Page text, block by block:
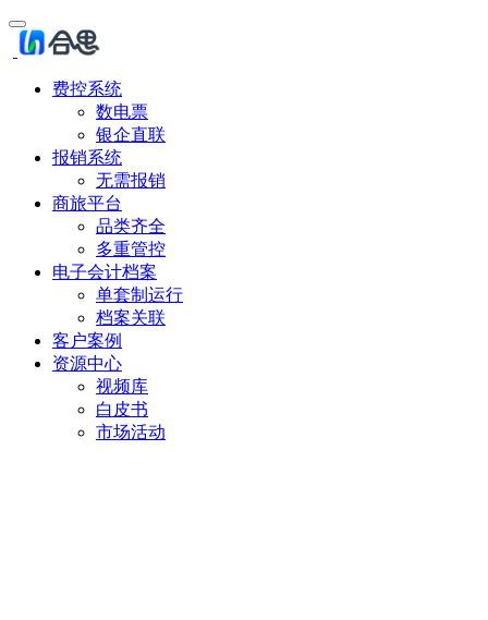
费控系统
数电票
银企直联
报销系统
无需报销
商旅平台
品类齐全
多重管控
电子会计档案
单套制运行
档案关联
客户案例
资源中心
视频库
白皮书
市场活动